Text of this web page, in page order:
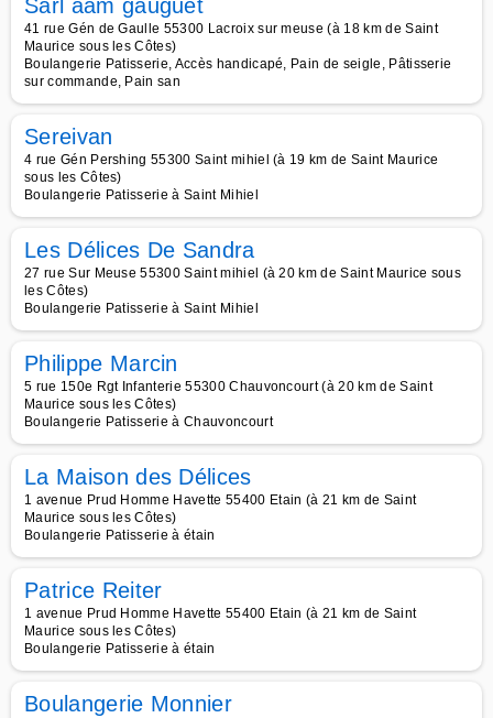
Sarl aam gauguet
41 rue Gén de Gaulle 55300 Lacroix sur meuse (à 18 km de Saint
Maurice sous les Côtes)
Boulangerie Patisserie, Accès handicapé, Pain de seigle, Pâtisserie
sur commande, Pain san
Sereivan
4 rue Gén Pershing 55300 Saint mihiel (à 19 km de Saint Maurice
sous les Côtes)
Boulangerie Patisserie à Saint Mihiel
Les Délices De Sandra
27 rue Sur Meuse 55300 Saint mihiel (à 20 km de Saint Maurice sous
les Côtes)
Boulangerie Patisserie à Saint Mihiel
Philippe Marcin
5 rue 150e Rgt Infanterie 55300 Chauvoncourt (à 20 km de Saint
Maurice sous les Côtes)
Boulangerie Patisserie à Chauvoncourt
La Maison des Délices
1 avenue Prud Homme Havette 55400 Etain (à 21 km de Saint
Maurice sous les Côtes)
Boulangerie Patisserie à étain
Patrice Reiter
1 avenue Prud Homme Havette 55400 Etain (à 21 km de Saint
Maurice sous les Côtes)
Boulangerie Patisserie à étain
Boulangerie Monnier